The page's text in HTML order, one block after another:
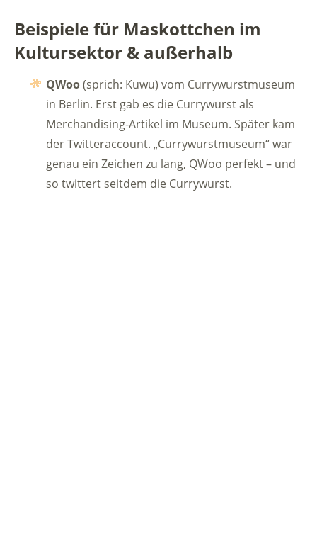
Beispiele für Maskottchen im
Kultursektor & außerhalb
QWoo(sprich: Kuwu) vom Currywurstmuseum
in Berlin. Erst gab es die Currywurst als
Merchandising-Artikel im Museum. Später kam
der Twitteraccount. „Currywurstmuseum“ war
genau ein Zeichen zu lang, QWoo perfekt – und
so twittert seitdem die Currywurst.